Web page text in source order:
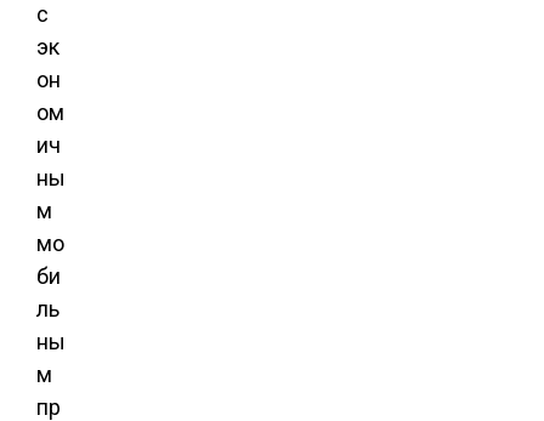
с
эк
он
ом
ич
ны
м
мо
би
ль
ны
м
пр